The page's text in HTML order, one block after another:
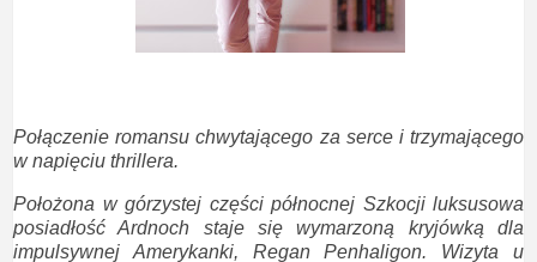
Połączenie romansu chwytającego za serce i trzymającego
w napięciu thrillera.
Położona w górzystej części północnej Szkocji luksusowa
posiadłość Ardnoch staje się wymarzoną kryjówką dla
impulsywnej Amerykanki, Regan Penhaligon. Wizyta u